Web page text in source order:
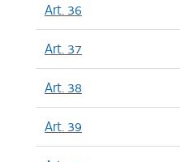
Art. 36
Art. 37
Art. 38
Art. 39